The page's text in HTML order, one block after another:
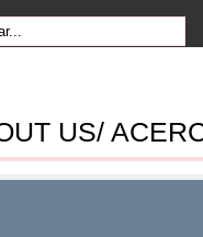
US/